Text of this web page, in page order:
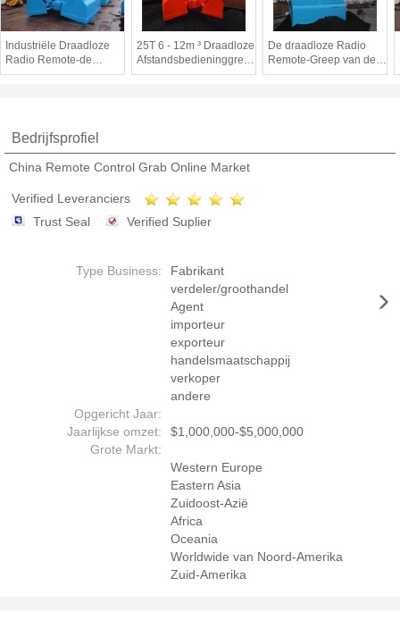
Industriële Draadloze
Radio Remote-de
Emmer Lange
25T 6 - 12m ³ Draadloze
Afstandsbedieninggreep
voor
De draadloze Radio
Remote-Greep van de
Controlekraan 25 Ton
Bedrijfsprofiel
China Remote Control Grab Online Market
Verified Leveranciers
Trust Seal
Verified Suplier
Type Business:
Fabrikant
verdeler/groothandel
Agent
importeur
exporteur
handelsmaatschappij
verkoper
andere
Opgericht Jaar:
Jaarlijkse omzet:
$1,000,000-$5,000,000
Grote Markt:
Western Europe
Eastern Asia
Zuidoost-Azië
Africa
Oceania
Worldwide van Noord-Amerika
Zuid-Amerika